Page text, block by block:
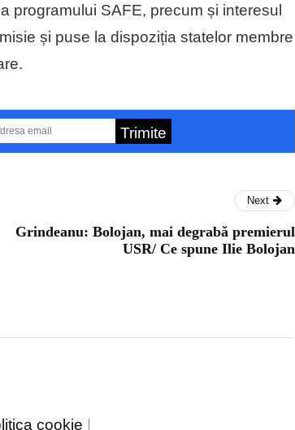
programului SAFE, precum și interesul
și puse la dispoziția statelor membre
Trimite
Next
Grindeanu: Bolojan, mai degrabă premierul
USR/ Ce spune Ilie Bolojan
cookie |